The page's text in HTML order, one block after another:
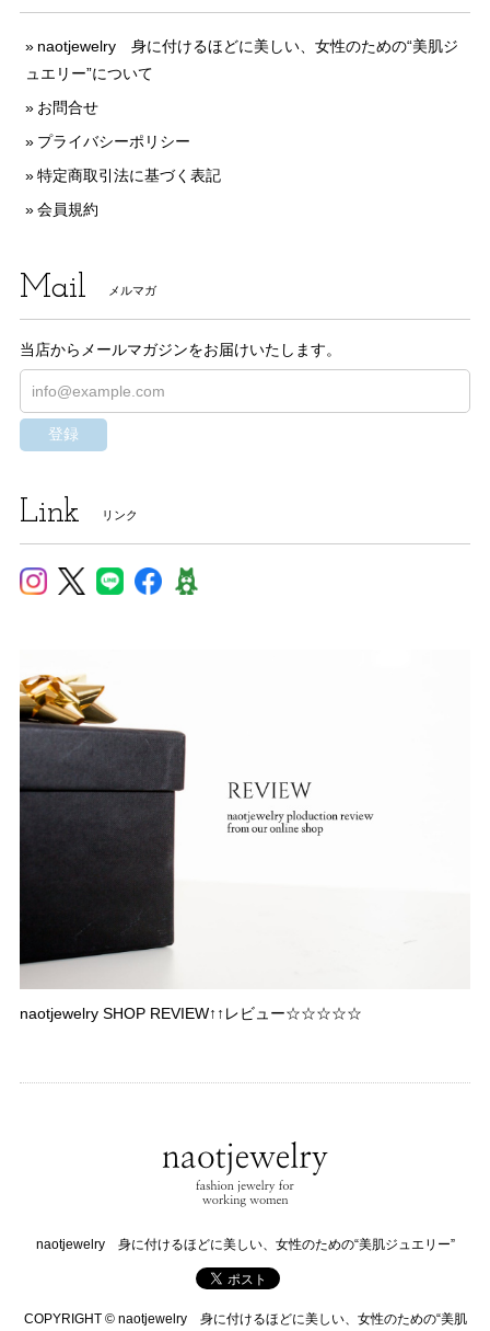
naotjewelry 身に付けるほどに美しい、女性のための“美肌ジ
ュエリー”について
お問合せ
プライバシーポリシー
特定商取引法に基づく表記
会員規約
Mail メルマガ
当店からメールマガジンをお届けいたします。
登録
Link リンク
naotjewelry SHOP REVIEW↑↑レビュー☆☆☆☆☆
naotjewelry 身に付けるほどに美しい、女性のための“美肌ジュエリー”
COPYRIGHT © naotjewelry 身に付けるほどに美しい、女性のための“美肌